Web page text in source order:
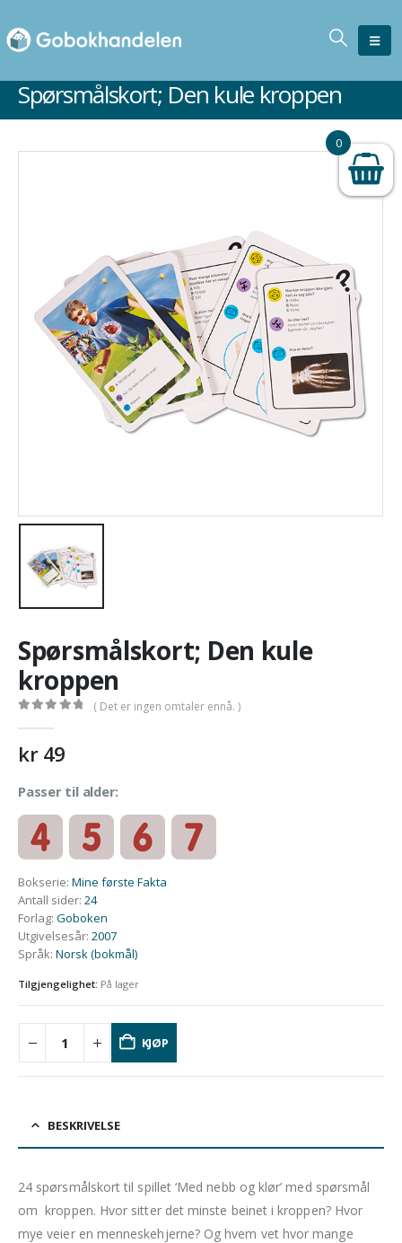
Spørsmålskort; Den kule kroppen
Spørsmålskort; Den kule
kroppen
( Det er ingen omtaler ennå. )
kr49
Passer til alder:
Bokserie: Mine første Fakta
Antall sider: 24
Forlag: Goboken
Utgivelsesår: 2007
Språk: Norsk (bokmål)
Tilgjengelighet: På lager
KJØP
BESKRIVELSE
24 spørsmålskort til spillet ‘Med nebb og klør’ med spørsmål
om kroppen. Hvor sitter det minste beinet i kroppen? Hvor
mye veier en menneskehjerne? Og hvem vet hvor mange
0